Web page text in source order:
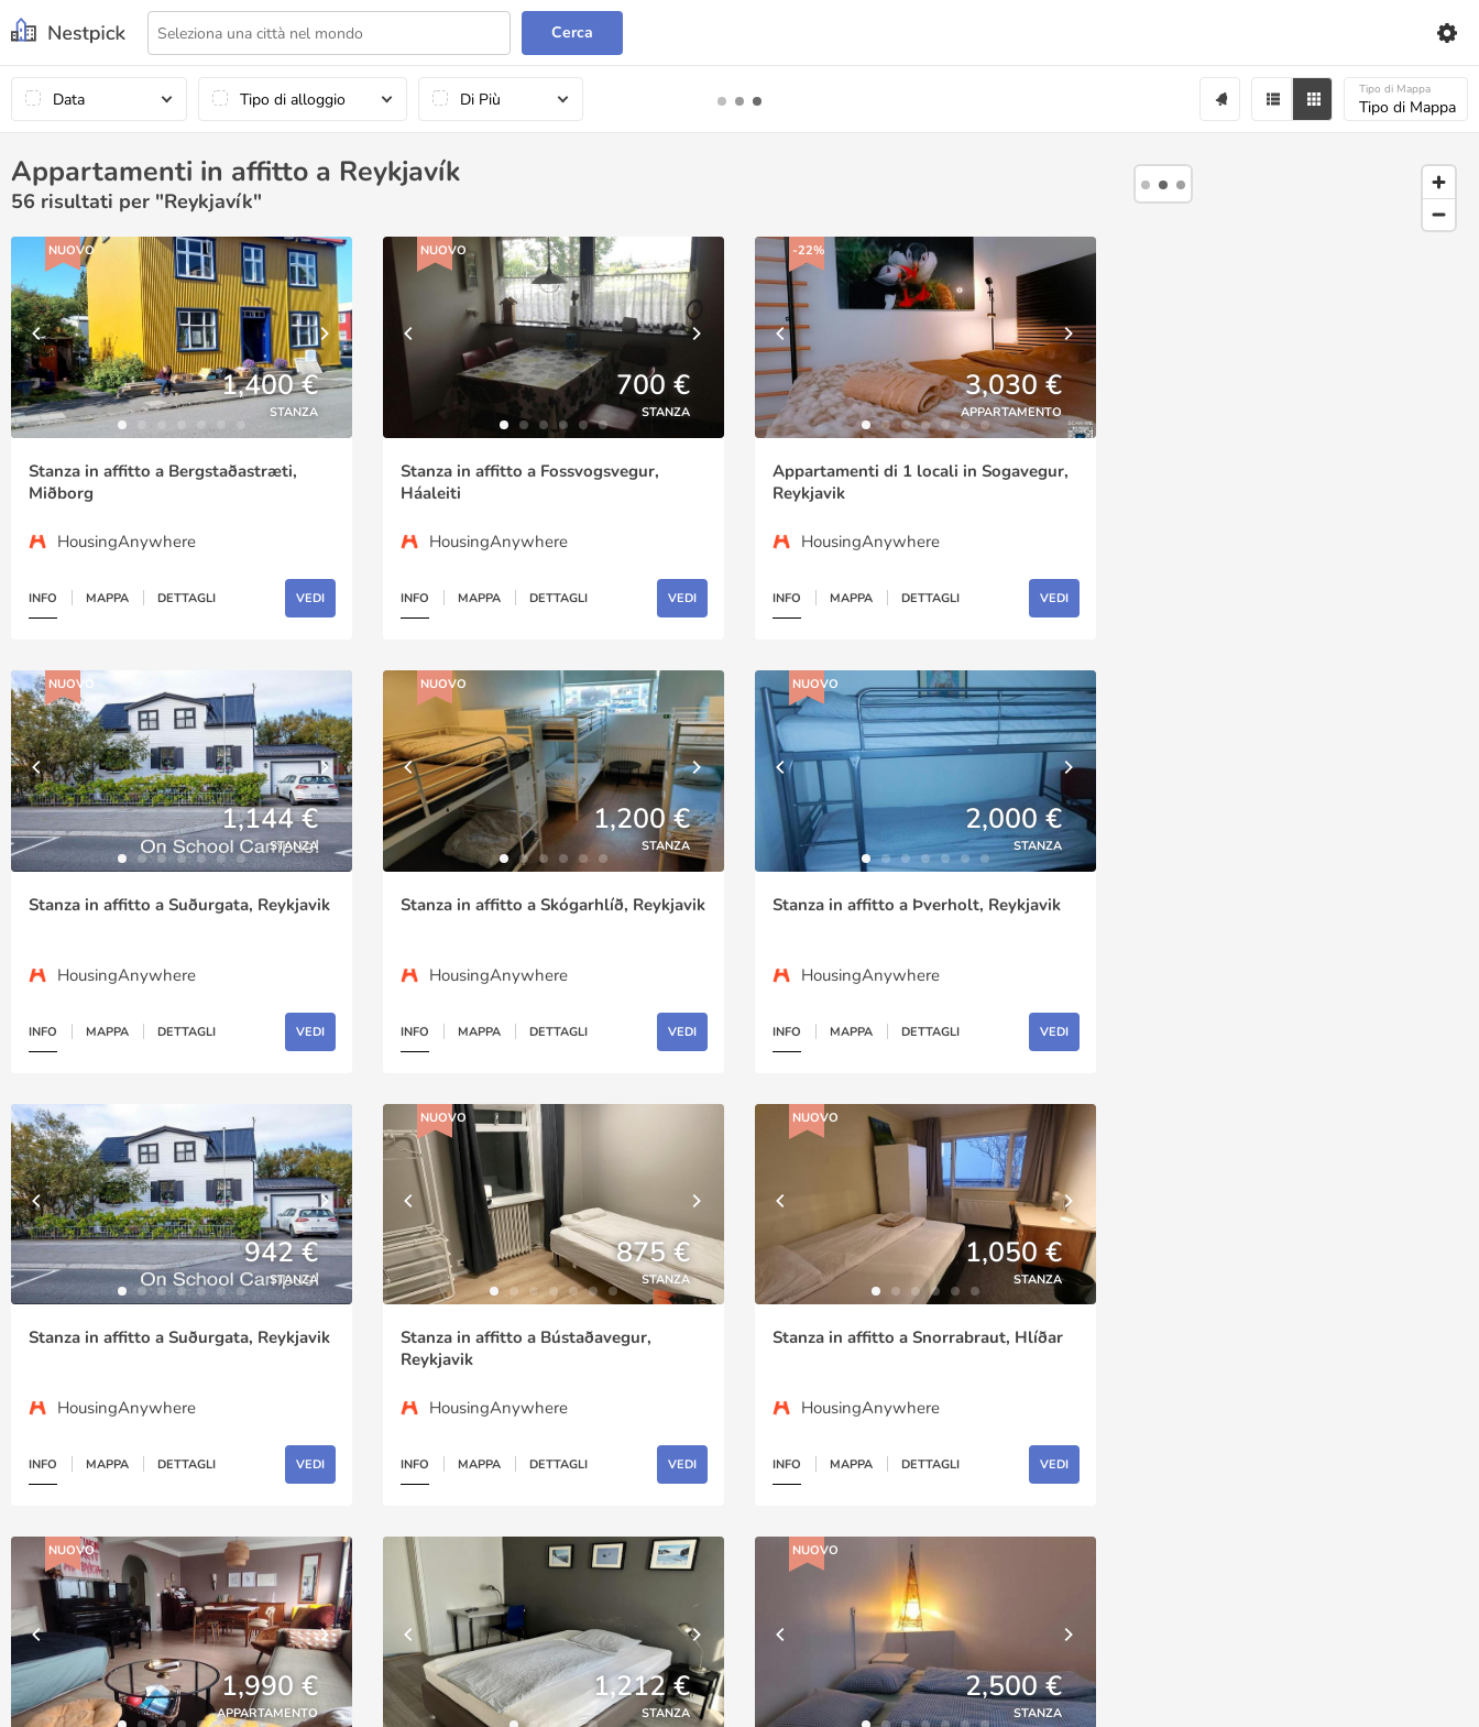
Cerca
Data Tipo di alloggio Di Più Tipo di Mappa
Tipo di Mappa
Appartamenti in affitto a Reykjavík
56 risultati per "Reykjavík"
NUOVO
1,400 €
STANZA
Stanza in affitto a Bergstaðastræti,
Miðborg
HousingAnywhere
INFO MAPPA DETTAGLI VEDI
NUOVO
700 €
STANZA
Stanza in affitto a Fossvogsvegur,
Háaleiti
HousingAnywhere
INFO MAPPA DETTAGLI VEDI
-22%
3,030 €
APPARTAMENTO
Appartamenti di 1 locali in Sogavegur,
Reykjavik
HousingAnywhere
INFO MAPPA DETTAGLI VEDI
NUOVO
1,144 €
STANZA
Stanza in affitto a Suðurgata, Reykjavik
HousingAnywhere
INFO MAPPA DETTAGLI VEDI
NUOVO
1,200 €
STANZA
Stanza in affitto a Skógarhlíð, Reykjavik
HousingAnywhere
INFO MAPPA DETTAGLI VEDI
NUOVO
2,000 €
STANZA
Stanza in affitto a Þverholt, Reykjavik
HousingAnywhere
INFO MAPPA DETTAGLI VEDI
942 €
STANZA
Stanza in affitto a Suðurgata, Reykjavik
HousingAnywhere
INFO MAPPA DETTAGLI VEDI
NUOVO
875 €
STANZA
Stanza in affitto a Bústaðavegur,
Reykjavik
HousingAnywhere
INFO MAPPA DETTAGLI VEDI
NUOVO
1,050 €
STANZA
Stanza in affitto a Snorrabraut, Hlíðar
HousingAnywhere
INFO MAPPA DETTAGLI VEDI
NUOVO
1,990 €
APPARTAMENTO
1,212 €
STANZA
NUOVO
2,500 €
STANZA